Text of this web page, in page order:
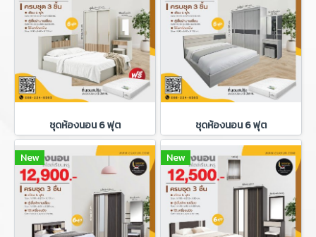
ชุดห้องนอน 6 ฟุต ชุดห้องนอน 6 ฟุต
New New